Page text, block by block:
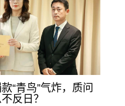
“青鸟”气炸，质问
反日？